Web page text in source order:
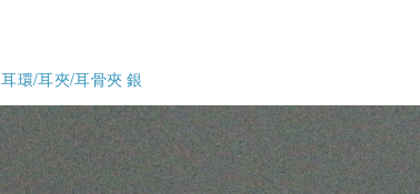
耳環/耳夾/耳骨夾 銀